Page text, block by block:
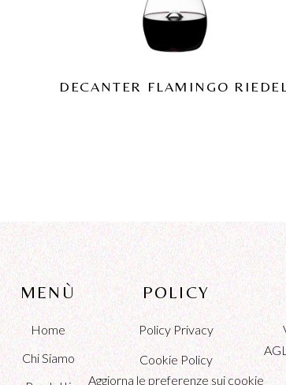
DECANTER FLAMINGO
MENÙ
Home
Chi Siamo
POLICY
Policy Privacy
Cookie Policy
Aggiorna le preferenze sui cookie